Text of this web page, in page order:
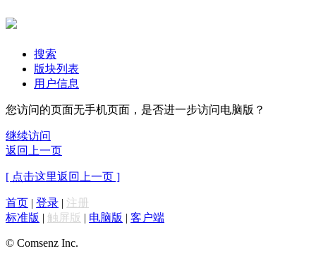
搜索
版块列表
用户信息
您访问的页面无手机页面，是否进一步访问电脑版？
继续访问
返回上一页
[ 点击这里返回上一页 ]
首页 | 登录 | 注册
标准版 | 触屏版 | 电脑版 | 客户端
© Comsenz Inc.